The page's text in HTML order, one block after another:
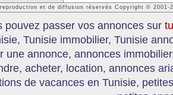
et de diffusion réservés Copyright © 2001-
pouvez passer vos annonces sur
Tunisie immobilier, Tunisie
une annonce, annonces
acheter, location, annonces
de vacances en Tunisie,